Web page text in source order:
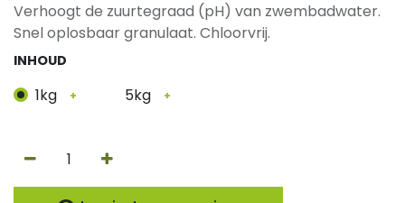
Verhoogt de zuurtegraad (pH) van zwembadwater.
Snel oplosbaar granulaat. Chloorvrij.
INHOUD
1kg + 5kg +